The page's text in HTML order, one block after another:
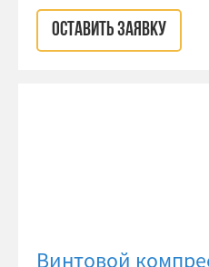
ОСТАВИТЬ ЗАЯВКУ
Винтовой